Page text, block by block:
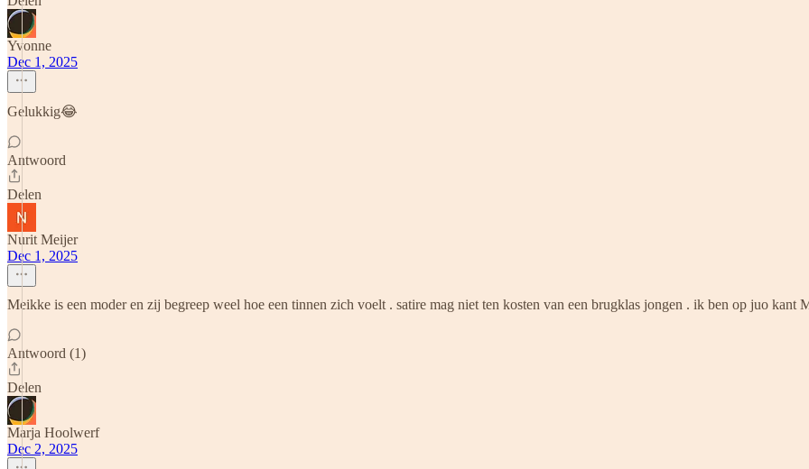
Yvonne
Dec 1, 2025
Gelukkig😂
Antwoord
Delen
Nurit Meijer
Dec 1, 2025
Meikke is een moder en zij begreep weel hoe een tinnen zich voelt . satire mag niet ten kosten van een brugklas jongen . ik ben op juo kant
Antwoord (1)
Delen
Marja Hoolwerf
Dec 2, 2025